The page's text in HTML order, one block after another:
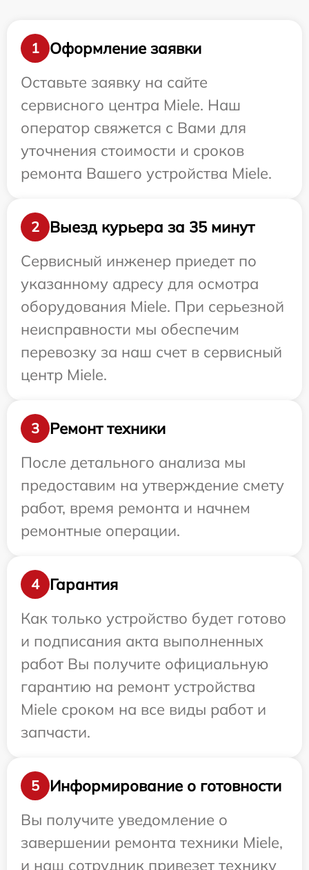
1
Оформление заявки
Оставьте заявку на сайте
сервисного центра Miele. Наш
оператор свяжется с Вами для
уточнения стоимости и сроков
ремонта Вашего устройства Miele.
2
Выезд курьера за 35 минут
Сервисный инженер приедет по
указанному адресу для осмотра
оборудования Miele. При серьезной
неисправности мы обеспечим
перевозку за наш счет в сервисный
центр Miele.
3
Ремонт техники
После детального анализа мы
предоставим на утверждение смету
работ, время ремонта и начнем
ремонтные операции.
4
Гарантия
Как только устройство будет готово
и подписания акта выполненных
работ Вы получите официальную
гарантию на ремонт устройства
Miele сроком на все виды работ и
запчасти.
5
Информирование о готовности
Вы получите уведомление о
завершении ремонта техники Miele,
и наш сотрудник привезет технику